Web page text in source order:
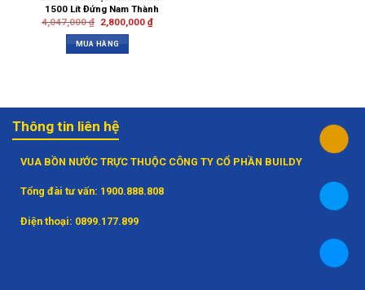
1500 Lít Đứng Nam Thành
4,047,000₫ 2,800,000 ₫
MUA HÀNG
Thông tin liên hệ
VUA BỒN NƯỚC TRỰC THUỘC CÔNG TY CỔ PHẦN BUILDY
Tổng đài tư vấn: 1900.888.808
Điện thoại: 0899.177.899